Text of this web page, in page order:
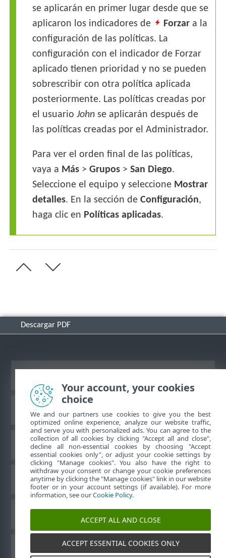
se aplicarán en primer lugar desde que se
aplicaron los indicadores de
Forzar a la
configuración de las políticas. La
configuración con el indicador de Forzar
aplicado tienen prioridad y no se pueden
sobrescribir con otra política aplicada
posteriormente. Las políticas creadas por
el usuarioJohn se aplicarán después de
las políticas creadas por el Administrador.
Para ver el orden final de las políticas,
vaya a Más >Grupos >San Diego.
Seleccione el equipo y seleccione Mostrar
detalles. En la sección deConfiguración,
haga clic en Políticas aplicadas.
Descargar PDF
Base de conocimiento de ESET
Foro de ESET
Soporte regional
Guías para el usuario ESET
Your account, your cookies
choice
We and our partners use cookies to give you the best
optimized online experience, analyze our website traffic,
and serve you with personalized ads. You can agree to the
collection of all cookies by clicking "Accept all and close",
decline all non-essential cookies by choosing "Accept
essential cookies only", or adjust your cookie settings by
clicking "Manage cookies". You also have the right to
withdraw your consent or change your cookie preferences
anytime by clicking the "Manage cookies" link in our website
footer or in your account settings (if available). For more
information, see ourCookie Policy.
ACCEPT ALL AND CLOSE
ACCEPT ESSENTIAL COOKIES ONLY